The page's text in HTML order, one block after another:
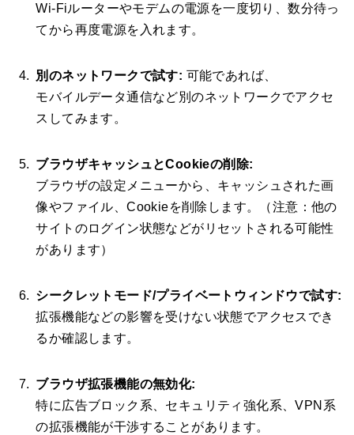
Wi-Fiルーターやモデムの電源を一度切り、数分待っ
てから再度電源を入れます。
別のネットワークで試す: 可能であれば、
モバイルデータ通信など別のネットワークでアクセ
スしてみます。
ブラウザキャッシュとCookieの削除:
ブラウザの設定メニューから、キャッシュされた画
像やファイル、Cookieを削除します。（注意：他の
サイトのログイン状態などがリセットされる可能性
があります）
シークレットモード/プライベートウィンドウで試す:
拡張機能などの影響を受けない状態でアクセスでき
るか確認します。
ブラウザ拡張機能の無効化:
特に広告ブロック系、セキュリティ強化系、VPN系
の拡張機能が干渉することがあります。